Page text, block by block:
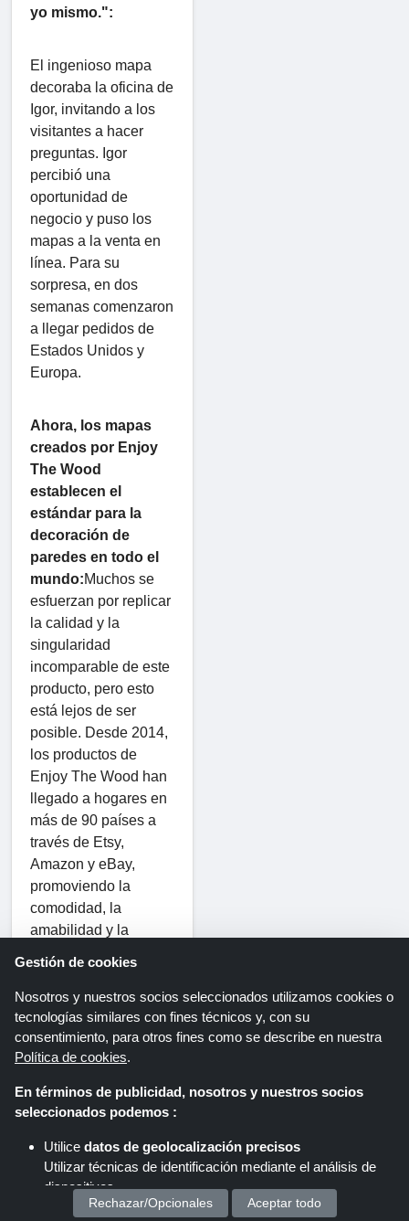
yo mismo.":
El ingenioso mapa
decoraba la oficina de
Igor, invitando a los
visitantes a hacer
preguntas. Igor
percibió una
oportunidad de
negocio y puso los
mapas a la venta en
línea. Para su
sorpresa, en dos
semanas comenzaron
a llegar pedidos de
Estados Unidos y
Europa.
Ahora, los mapas
creados por Enjoy
The Wood
establecen el
estándar para la
decoración de
paredes en todo el
mundo:Muchos se
esfuerzan por replicar
la calidad y la
singularidad
incomparable de este
producto, pero esto
está lejos de ser
posible. Desde 2014,
los productos de
Enjoy The Wood han
llegado a hogares en
más de 90 países a
través de Etsy,
Amazon y eBay,
promoviendo la
comodidad, la
amabilidad y la
inspiradores y atraen
a personas de todas
las edades y
orígenes.
Home Todas las tiendas
Hoja informativa
Gestión de cookies
Nosotros y nuestros socios seleccionados utilizamos cookies o
tecnologías similares con fines técnicos y, con su
consentimiento, para otros fines como se describe en nuestra
Política de cookies.
En términos de publicidad, nosotros y nuestros socios
seleccionados podemos :
Utilice datos de geolocalización precisos
Utilizar técnicas de identificación mediante el análisis de
dispositivos.
Almacenar y/o acceder a información en un dispositivo
Rechazar/Opcionales Aceptar todo